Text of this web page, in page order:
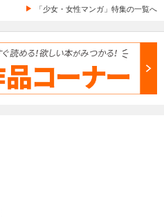
「少女・女性マンガ」特集の一覧へ